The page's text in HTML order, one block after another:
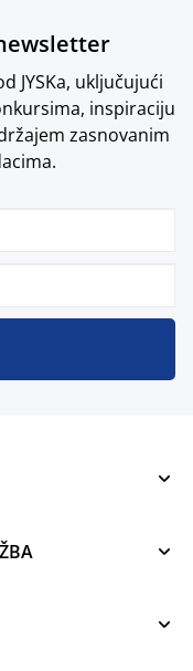
JYSKa, uključujući
inspiraciju
zasnovanim